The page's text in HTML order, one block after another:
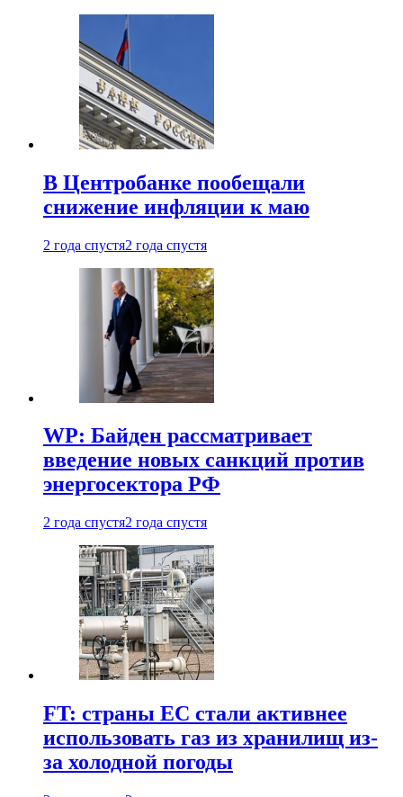
В Центробанке пообещали
снижение инфляции к маю
2 года спустя2 года спустя
WP: Байден рассматривает
введение новых санкций против
энергосектора РФ
2 года спустя2 года спустя
FT: страны ЕС стали активнее
использовать газ из хранилищ из-
за холодной погоды